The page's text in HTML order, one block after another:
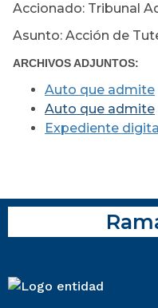
Accionado: Tribunal
Asunto: Acción de
ARCHIVOS ADJUNTOS:
Auto que admite
Auto que admite
Expediente